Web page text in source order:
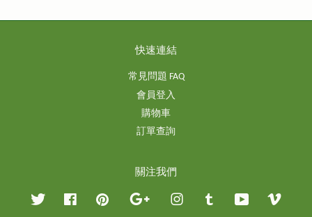
快速連結
常見問題 FAQ
會員登入
購物車
訂單查詢
關注我們
Twitter Facebook Pinterest Google InstagramTumblr YouTube